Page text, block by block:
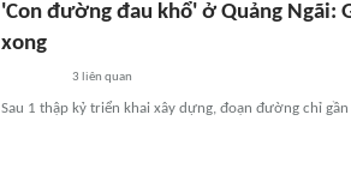
'Con đường đau khổ' ở Quảng Ngãi:
xong
3 liên quan
Sau 1 thập kỷ triển khai xây dựng, đoạn đường chỉ